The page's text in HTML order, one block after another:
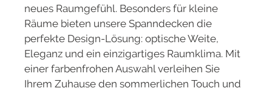
neues Raumgefühl. Besonders für kleine
Räume bieten unsere Spanndecken die
perfekte Design-Lösung: optische Weite,
Eleganz und ein einzigartiges Raumklima. Mit
einer farbenfrohen Auswahl verleihen Sie
Ihrem Zuhause den sommerlichen Touch und